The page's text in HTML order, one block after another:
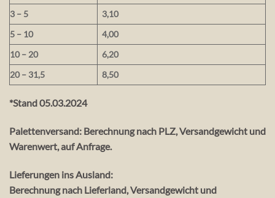
3 – 5
3,10
5 – 10
4,00
10 – 20
6,20
20 – 31,5
8,50
*Stand 05.03.2024
Palettenversand: Berechnung nach PLZ, Versandgewicht und
Warenwert, auf Anfrage.
Lieferungen ins Ausland:
Berechnung nach Lieferland, Versandgewicht und